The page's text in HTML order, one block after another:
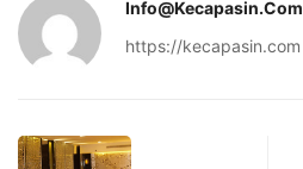
Info@kecapasin.com
https://kecapasin.com